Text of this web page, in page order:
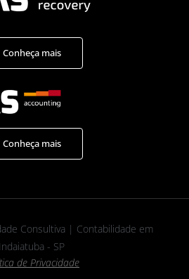
Conheça mais
Conheça mais
Consultiva | Contabilidade em
Indaiatuba - SP
de Privacidade